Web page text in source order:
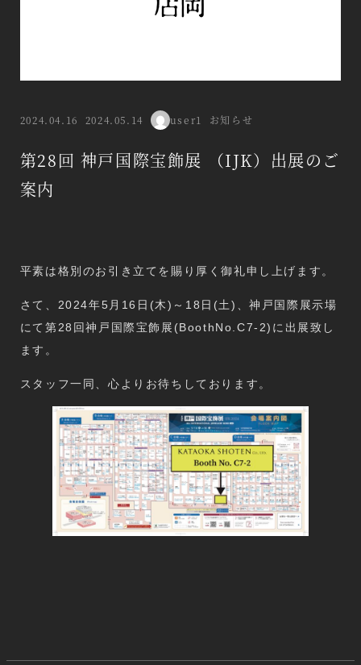
第28回 神戸国際宝飾展 （IJK）出展のご
案内
投稿日
2024.04.16
更新日
2024.05.14
著
user1 カテゴリー
お知らせ
平素は格別のお引き立てを賜り厚く御礼申し上げます。
さて、2024年5月16日(木)～18日(土)、神戸国際展示場
にて第28回神戸国際宝飾展(BoothNo.C7-2)に出展致し
ます。
スタッフ一同、心よりお待ちしております。